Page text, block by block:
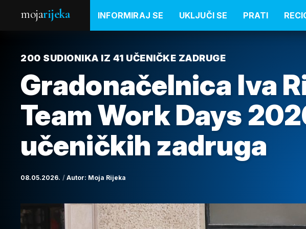
mojarijeka INFORMIRAJ SE UKLJUČI SE PRATI
200 SUDIONIKA IZ 41 UČENIČKE ZADRUGE
Gradonačelnica Iva
Team Work Days
učeničkih zadruga
08.05.2026. Autor: Moja Rijeka